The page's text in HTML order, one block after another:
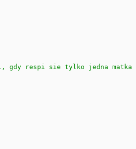
gdy respi sie tylko jedna matka